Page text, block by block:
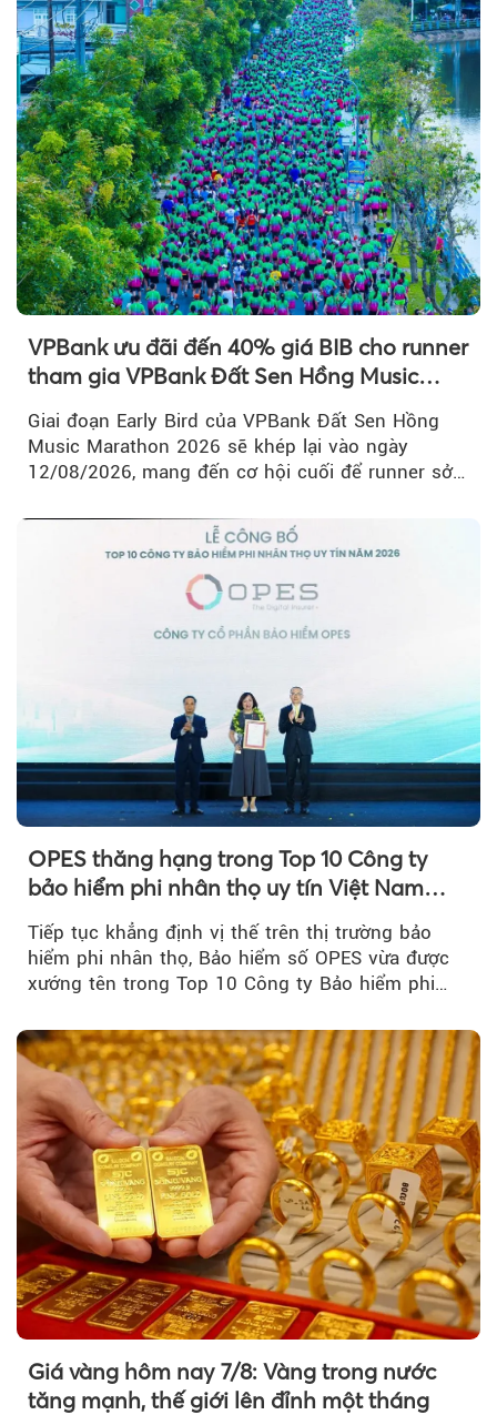
VPBank ưu đãi đến 40% giá BIB cho runner
tham gia VPBank Đất Sen Hồng Music
Giai đoạn Early Bird của VPBank Đất Sen Hồng
Music Marathon 2026 sẽ khép lại vào ngày
12/08/2026, mang đến cơ hội cuối để runner sở
OPES thăng hạng trong Top 10 Công ty
bảo hiểm phi nhân thọ uy tín Việt Nam
2026
Tiếp tục khẳng định vị thế trên thị trường bảo
hiểm phi nhân thọ, Bảo hiểm số OPES vừa được
xướng tên trong Top 10 Công ty Bảo hiểm phi
Giá vàng hôm nay 7/8: Vàng trong nước
tăng mạnh, thế giới lên đỉnh một tháng